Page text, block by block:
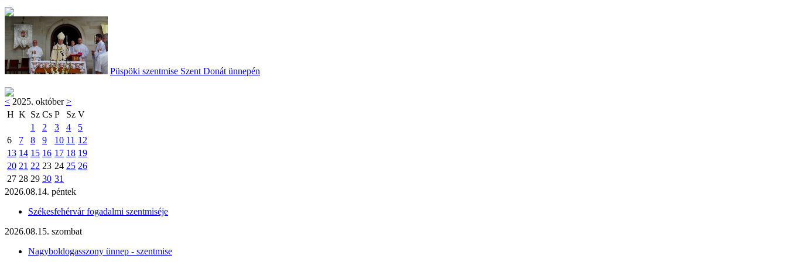
Püspöki szentmise Szent Donát ünnepén
< 2025. október>
H K Sz Cs P Sz V
1
2 3 4
5
6
7 8 9 10 11 12
13 14 15 16 17 18 19
20 21 22 23 24 25 26
27 28 29 30 31
2026.08.14. péntek
Székesfehérvár fogadalmi szentmiséje
2026.08.15. szombat
Nagyboldogasszony ünnep - szentmise